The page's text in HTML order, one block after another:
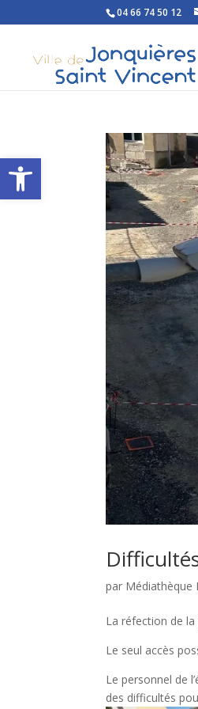
Ouvrir la barre d’outils
04 66 74 50 12
par Médiathèque
La réfection de la
Le seul accès
Le personnel de
des difficultés